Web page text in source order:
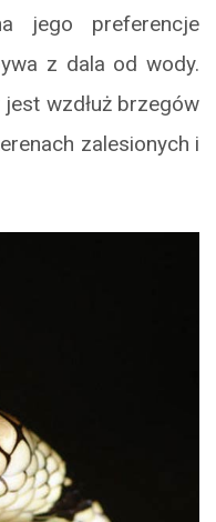
jego preferencje
z dala od wody.
wzdłuż brzegów
zalesionych i